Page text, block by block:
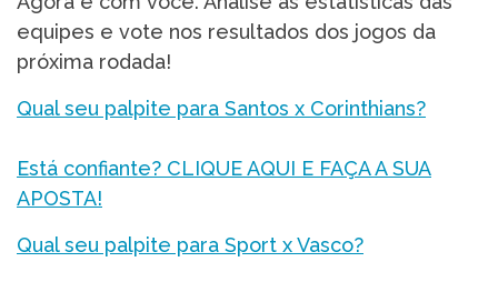
equipes e vote nos resultados dos jogos da
próxima rodada!
Qual seu palpite para Santos x Corinthians?
Está confiante? CLIQUE AQUI E FAÇA A SUA
APOSTA!
Qual seu palpite para Sport x Vasco?